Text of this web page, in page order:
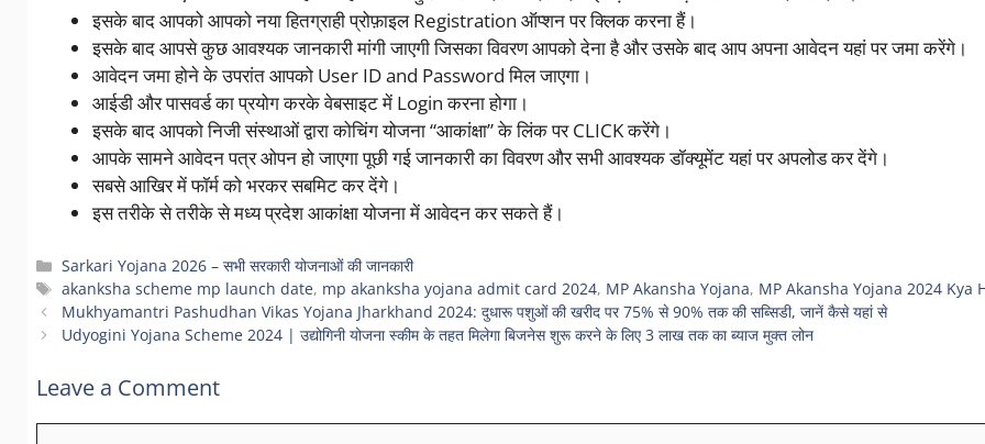
इसके बाद आपको आपको नया हितग्राही प्रोफ़ाइल Registration ऑप्शन पर क्लिक करना हैं।
इसके बाद आपसे कुछ आवश्यक जानकारी मांगी जाएगी जिसका विवरण आपको देना है और उसके बाद आप अपना आवेदन यहां पर जमा करेंगे।
आवेदन जमा होने के उपरांत आपको User ID and Password मिल जाएगा।
आईडी और पासवर्ड का प्रयोग करके वेबसाइट में Login करना होगा।
इसके बाद आपको निजी संस्थाओं द्वारा कोचिंग योजना “आकांक्षा” के लिंक पर CLICK करेंगे।
आपके सामने आवेदन पत्र ओपन हो जाएगा पूछी गई जानकारी का विवरण और सभी आवश्यक डॉक्यूमेंट यहां पर अपलोड कर देंगे।
सबसे आखिर में फॉर्म को भरकर सबमिट कर देंगे।
इस तरीके से तरीके से मध्य प्रदेश आकांक्षा योजना में आवेदन कर सकते हैं।
Categories
Sarkari Yojana 2026 – सभी सरकारी योजनाओं की जानकारी
Tags
akanksha scheme mp launch date, mp akanksha yojana admit card 2024, MP Akansha Yojana, MP Akansha Yojana 2024 Kya
Mukhyamantri Pashudhan Vikas Yojana Jharkhand 2024: दुधारू पशुओं की खरीद पर 75% से 90% तक की सब्सिडी, जानें कैसे यहां से
Udyogini Yojana Scheme 2024 | उद्योगिनी योजना स्कीम के तहत मिलेगा बिजनेस शुरू करने के लिए 3 लाख तक का ब्याज मुक्त लोन
Leave a Comment